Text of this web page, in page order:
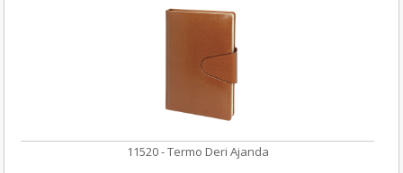
11520 - Termo Deri Ajanda